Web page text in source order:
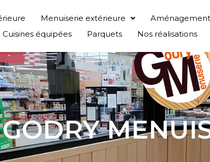
Menuiserie extérieure
Cuisines équipées
Parquets Nos réalisations
GODRY